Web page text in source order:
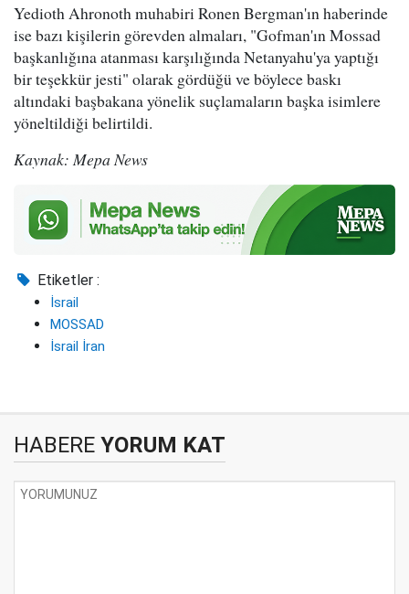
Yedioth Ahronoth muhabiri Ronen Bergman'ın haberinde
ise bazı kişilerin görevden almaları, "Gofman'ın Mossad
başkanlığına atanması karşılığında Netanyahu'ya yaptığı
bir teşekkür jesti" olarak gördüğü ve böylece baskı
altındaki başbakana yönelik suçlamaların başka isimlere
yöneltildiği belirtildi.
Kaynak: Mepa News
Etiketler :
İsrail
MOSSAD
İsrail İran
HABERE YORUM KAT